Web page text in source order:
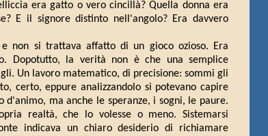
era gatto o vero cincillà? Quella donna era
E il signore distinto nell'angolo? Era davvero
non si trattava affatto di un gioco ozioso. Era
Dopotutto, la verità non è che una semplice
Un lavoro matematico, di precisione: sommi gli
certo, eppure analizzandolo si potevano capire
ma anche le speranze, i sogni, le paure.
realtà, che lo volesse o meno. Sistemarsi
indicava un chiaro desiderio di richiamare